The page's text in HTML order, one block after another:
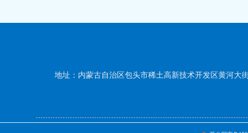
地址：内蒙古自治区包头市稀土高新技术开发区黄